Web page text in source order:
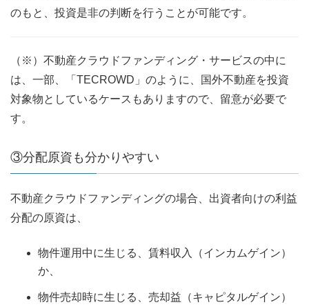
のもと、投資是非の判断を行うことが可能です。
（※）不動産クラウドファンディング・サービスの中に
は、一部、「TECROWD」のように、国外不動産を投資
対象物としているケースもありますので、留意が必要で
す。
③分配原資も分かりやすい
不動産クラウドファンディングの場合、出資者向けの利益
分配の原資は、
物件運用中に生じる、賃料収入（インカムゲイン）
か、
物件売却時に生じる、売却益（キャピタルゲイン）